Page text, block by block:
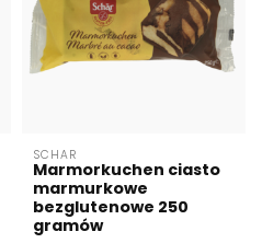
SCHAR
Marmorkuchen ciasto
marmurkowe
bezglutenowe 250
gramów